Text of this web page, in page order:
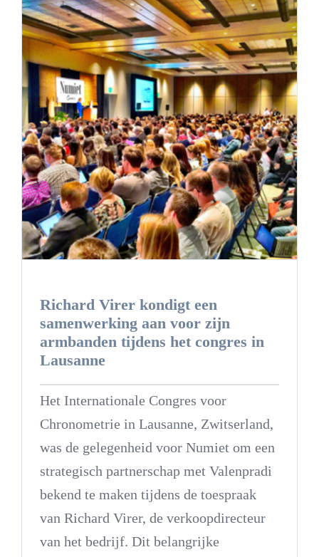
Richard Virer kondigt een
samenwerking aan voor zijn
armbanden tijdens het congres in
Lausanne
Het Internationale Congres voor
Chronometrie in Lausanne, Zwitserland,
was de gelegenheid voor Numiet om een
strategisch partnerschap met Valenpradi
bekend te maken tijdens de toespraak
van Richard Virer, de verkoopdirecteur
van het bedrijf. Dit belangrijke